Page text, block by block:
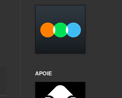
APOIE